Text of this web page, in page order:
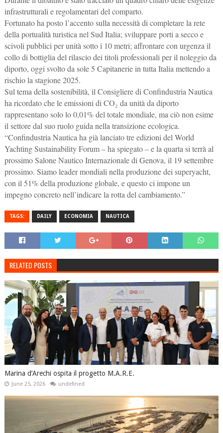
infrastrutturali e regolamentari del comparto.
Fortunato ha posto l’accento sulla necessità di completare la rete
della portualità turistica nel Sud Italia; sviluppare porti a secco e
scivoli pubblici per unità sotto i 10 metri; affrontare con urgenza il
collo di bottiglia del rilascio dei titoli professionali per il noleggio da
diporto, oggi svolto da sole 5 Capitanerie in tutta Italia mettendo a
rischio la stagione 2025.
Sul tema della sostenibilità, il Consigliere di Confindustria Nautica
ha ricordato che le emissioni di CO₂ da unità da diporto
rappresentano solo lo 0,01% del totale mondiale, ma ciò non esime
il settore dal suo ruolo guida nella transizione ecologica.
“Confindustria Nautica ha già lanciato tre edizioni del World
Yachting Sustainability Forum – ha spiegato – e la quarta si terrà al
prossimo Salone Nautico Internazionale di Genova, il 19 settembre
prossimo. Siamo leader mondiali nella produzione dei superyacht,
con il 51% della produzione globale, e questo ci impone un
impegno concreto nell’indicare la rotta del cambiamento.”
TAGS: DAILY ECONOMIA NAUTICA
RELATED POSTS
Marina d’Arechi ospita il progetto M.A.R.E.
June 25, 2026 undefined